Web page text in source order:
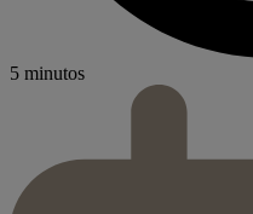
5 minutos